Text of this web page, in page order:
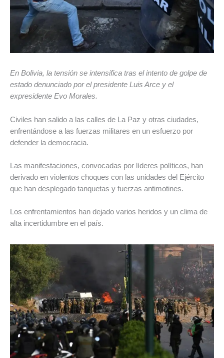
En Bolivia, la tensión se intensifica tras el intento de golpe de
estado denunciado por el presidente Luis Arce y el
expresidente Evo Morales.
Civiles han salido a las calles de La Paz y otras ciudades,
enfrentándose a las fuerzas militares en un esfuerzo por
defender la democracia.
Las manifestaciones, convocadas por líderes políticos, han
derivado en violentos choques con las unidades del Ejército
que han desplegado tanquetas y fuerzas antimotines.
Los enfrentamientos han dejado varios heridos y un clima de
alta incertidumbre en el país.